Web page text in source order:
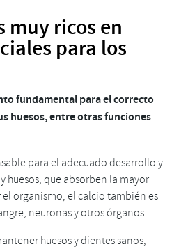
muy ricos en
para los
fundamental para el correcto
huesos, entre otras funciones
para el adecuado desarrollo y
huesos, que absorben la mayor
organismo, el calcio también es
neuronas y otros órganos.
huesos y dientes sanos,